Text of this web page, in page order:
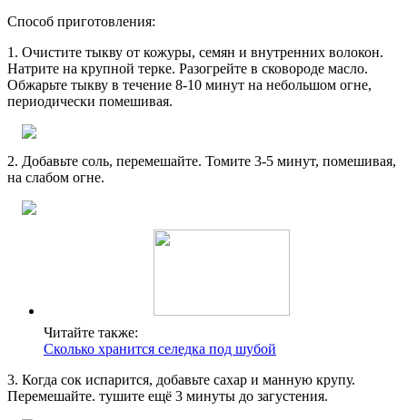
Способ приготовления:
1. Очистите тыкву от кожуры, семян и внутренних волокон.
Натрите на крупной терке. Разогрейте в сковороде масло.
Обжарьте тыкву в течение 8-10 минут на небольшом огне,
периодически помешивая.
2. Добавьте соль, перемешайте. Томите 3-5 минут, помешивая,
на слабом огне.
Читайте также:
Сколько хранится селедка под шубой
3. Когда сок испарится, добавьте сахар и манную крупу.
Перемешайте. тушите ещё 3 минуты до загустения.